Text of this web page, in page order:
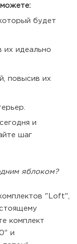
будет
их идеально
повысив их
и
шаг
яблоком?
"Loft",
комплект
и